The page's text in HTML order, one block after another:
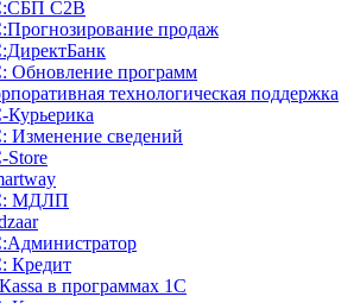
C2B
продаж
Обновление программ
технологическая поддержка
Курьерика
Изменение сведений
Store
МДЛП
Кредит
в программах 1С